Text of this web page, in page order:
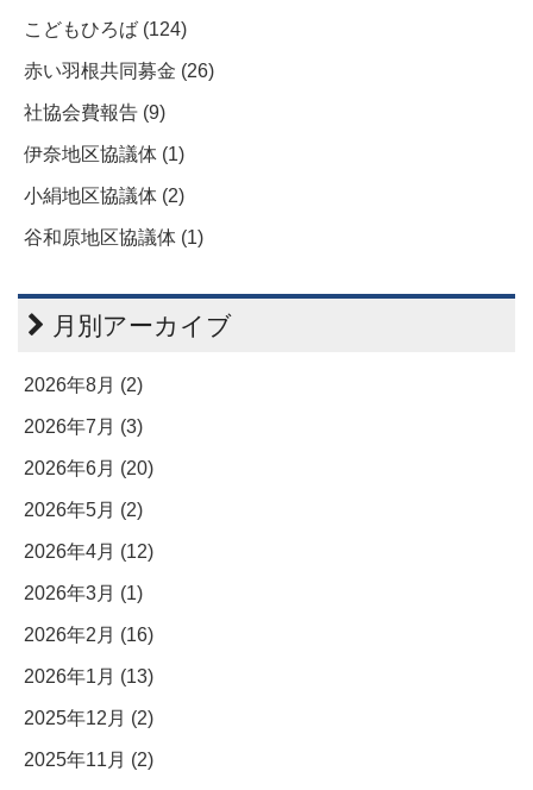
こどもひろば (124)
赤い羽根共同募金 (26)
社協会費報告 (9)
伊奈地区協議体 (1)
小絹地区協議体 (2)
谷和原地区協議体 (1)
月別アーカイブ
2026年8月 (2)
2026年7月 (3)
2026年6月 (20)
2026年5月 (2)
2026年4月 (12)
2026年3月 (1)
2026年2月 (16)
2026年1月 (13)
2025年12月 (2)
2025年11月 (2)